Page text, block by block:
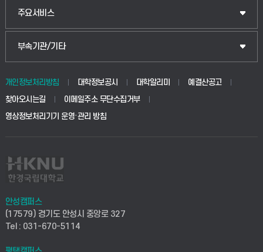
생명공학부
사회안전시스템공학부
컴퓨터응용수학부
ICT로봇기계공학부
산업대학원
공공정책대학원
교육대학원
주요서비스
입학안내
웹메일
학사시스템(전문학사 및 전공심화)
사이버캠퍼스(전문학사 및 전공심화)
시설바로처리서비스
연구실안전관리시스템
부속기관/기타
중앙도서관
학생생활관(안성)
산학협력단
취업지원센터
창업지원센터
개인정보처리방침 대학정보공시 대학알리미
예결산공고
찾아오시는길
이메일주소 무단수집거부
영상정보처리기기 운영·관리 방침
안성캠퍼스
(17579) 경기도 안성시 중앙로 327
Tel : 031-670-5114